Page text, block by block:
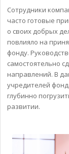
Сотрудники
часто готовые
о своих добрых
повлияло на
фонду.
самостоятельно
направлений. В
учредителей
глубинно
развитии.